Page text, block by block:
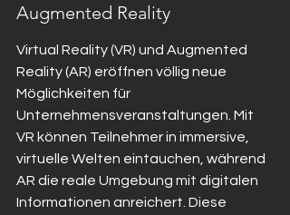
Augmented Reality
Virtual Reality (VR) und Augmented
Reality (AR) eröffnen völlig neue
Möglichkeiten für
Unternehmensveranstaltungen. Mit
VR können Teilnehmer in immersive,
virtuelle Welten eintauchen, während
AR die reale Umgebung mit digitalen
Informationen anreichert. Diese